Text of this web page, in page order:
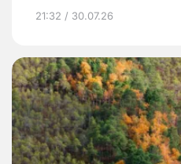
21:32 / 30.07.26